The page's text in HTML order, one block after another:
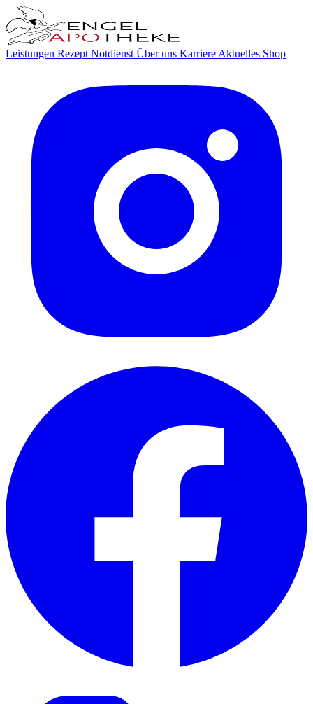
Leistungen Rezept Notdienst Über uns Karriere Aktuelles Shop